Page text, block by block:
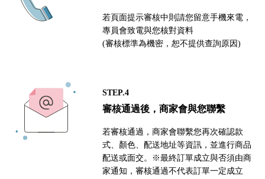
若頁面提示審核中則請您留意手機來電，
專員會致電與您核對資料
(審核標準為機密，恕不提供查詢原因)
STEP.4
審核通過後，商家會與您聯繫
若審核通過，商家會聯繫您再次確認款
式、顏色、配送地址等資訊，並進行商品
配送或面交。※最終訂單成立與否須由商
家通知，審核通過不代表訂單一定成立